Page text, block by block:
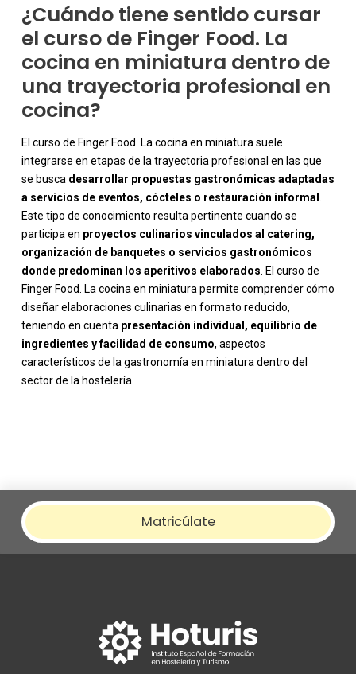
¿Cuándo tiene sentido cursar
el curso de Finger Food. La
cocina en miniatura dentro de
una trayectoria profesional en
cocina?
El curso de Finger Food. La cocina en miniatura suele
integrarse en etapas de la trayectoria profesional en las que
se busca desarrollar propuestas gastronómicas adaptadas
a servicios de eventos, cócteles o restauración informal .
Este tipo de conocimiento resulta pertinente cuando se
participa en proyectos culinarios vinculados al catering,
organización de banquetes o servicios gastronómicos
donde predominan los aperitivos elaborados. El curso de
Finger Food. La cocina en miniatura permite comprender cómo
diseñar elaboraciones culinarias en formato reducido,
teniendo en cuenta presentación individual, equilibrio de
ingredientes y facilidad de consumo, aspectos
característicos de la gastronomía en miniatura dentro del
sector de la hostelería.
Matricúlate